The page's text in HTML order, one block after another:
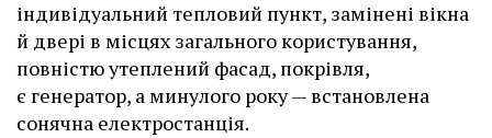
індивідуальний тепловий пункт, замінені вікна
й двері в місцях загального користування,
повністю утеплений фасад, покрівля,
є генератор, а минулого року — встановлена
сонячна електростанція.